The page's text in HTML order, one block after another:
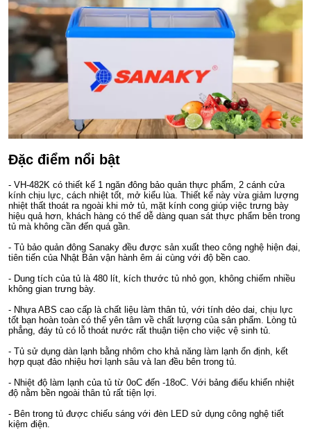
Đặc điểm nổi bật
- VH-482K có thiết kế 1 ngăn đông bảo quản thực phẩm, 2 cánh cửa
kính chịu lực, cách nhiệt tốt, mở kiểu lùa. Thiết kế này vừa giảm lượng
nhiệt thất thoát ra ngoài khi mở tủ, mặt kính cong giúp việc trưng bày
hiệu quả hơn, khách hàng có thể dễ dàng quan sát thực phẩm bên trong
tủ mà không cần đến quá gần.
- Tủ bảo quản đông Sanaky đều được sản xuất theo công nghệ hiện đại,
tiên tiến của Nhật Bản vận hành êm ái cùng với độ bền cao.
- Dung tích của tủ là 480 lít, kích thước tủ nhỏ gọn, không chiếm nhiều
không gian trưng bày.
- Nhựa ABS cao cấp là chất liệu làm thân tủ, với tính dẻo dai, chịu lực
tốt bạn hoàn toàn có thể yên tâm về chất lượng của sản phẩm. Lòng tủ
phẳng, đáy tủ có lỗ thoát nước rất thuận tiện cho việc vệ sinh tủ.
- Tủ sử dụng dàn lạnh bằng nhôm cho khả năng làm lạnh ổn định, kết
hợp quạt đảo nhiệu hơi lạnh sâu và lan đều bên trong tủ.
- Nhiệt độ làm lạnh của tủ từ 0oC đến -18oC. Với bảng điểu khiển nhiệt
độ nằm bền ngoài thân tủ rất tiện lợi.
- Bên trong tủ được chiếu sáng với đèn LED sử dụng công nghệ tiết
kiệm điện.